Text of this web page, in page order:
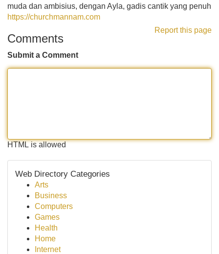
muda dan ambisius, dengan Ayla, gadis cantik yang penuh
https://churchmannam.com
Report this page
Comments
Submit a Comment
HTML is allowed
Web Directory Categories
Arts
Business
Computers
Games
Health
Home
Internet